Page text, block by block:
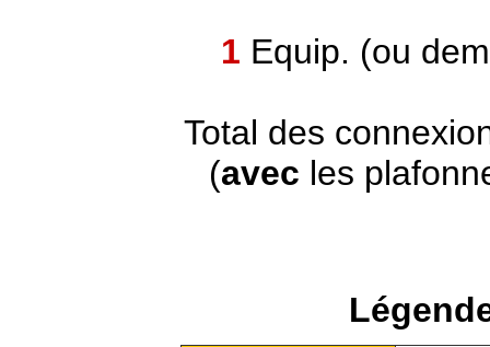
1 Equip. (ou
Total des
(avec les